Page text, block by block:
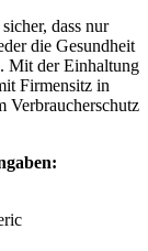
dass nur
die Gesundheit
Mit der Einhaltung
Firmensitz in
Verbraucherschutz